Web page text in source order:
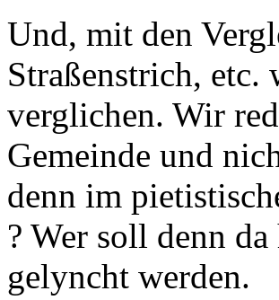
Und, mit den
Straßenstrich,
verglichen. Wir
Gemeinde und
denn im
? Wer soll denn
gelyncht werden.